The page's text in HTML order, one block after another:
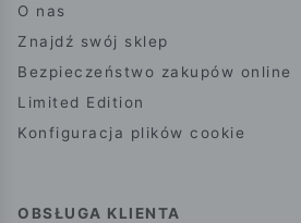
O nas
Znajdź swój sklep
Bezpieczeństwo zakupów online
Limited Edition
Konfiguracja plików cookie
OBSŁUGA KLIENTA